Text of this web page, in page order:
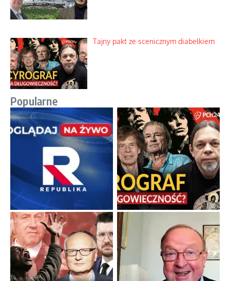
Tajny pakt ze scenicznym diabełkiem
Popularne